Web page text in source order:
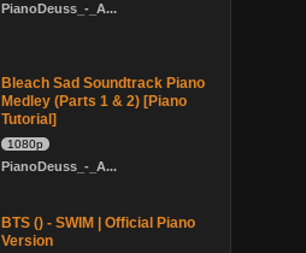
PianoDeuss_-_A...
Bleach Sad Soundtrack Piano
Medley (Parts 1 & 2) [Piano
Tutorial]
1080p
PianoDeuss_-_A...
BTS () - SWIM | Official Piano
Version